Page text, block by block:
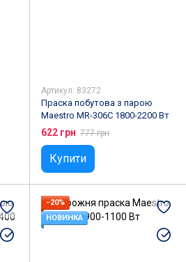
Артикул: 83272
Праска побутова з парою
Maestro MR-306C 1800-2200 Вт
622 грн 777 грн
Купити
−20%
НОВИНКА